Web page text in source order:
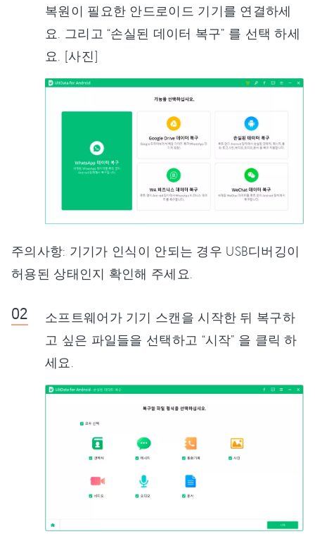
복원이 필요한 안드로이드 기기를 연결하세
요. 그리고 “손실된 데이터 복구” 를 선택 하세
요. [사진]
주의사항: 기기가 인식이 안되는 경우 USB디버깅이
허용된 상태인지 확인해 주세요.
소프트웨어가 기기 스캔을 시작한 뒤 복구하
고 싶은 파일들을 선택하고 “시작” 을 클릭 하
세요.